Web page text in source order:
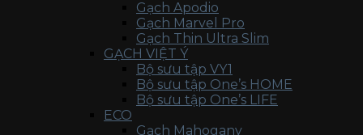
Gạch Apodio
Gạch Marvel Pro
Gạch Thin Ultra Slim
GẠCH VIỆT Ý
Bộ sưu tập VY1
Bộ sưu tập One’s HOME
Bộ sưu tập One’s LIFE
ECO
Gạch Mahogany